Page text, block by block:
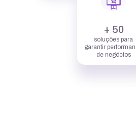
+ 50
soluções para
garantir
de negócios